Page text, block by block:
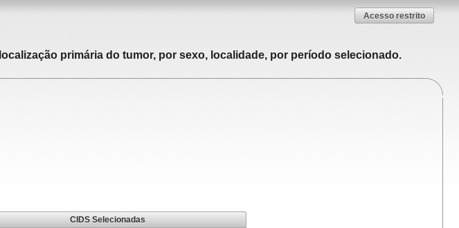
Acesso restrito
primária do tumor, por sexo, localidade, por período selecionado.
CIDS Selecionadas